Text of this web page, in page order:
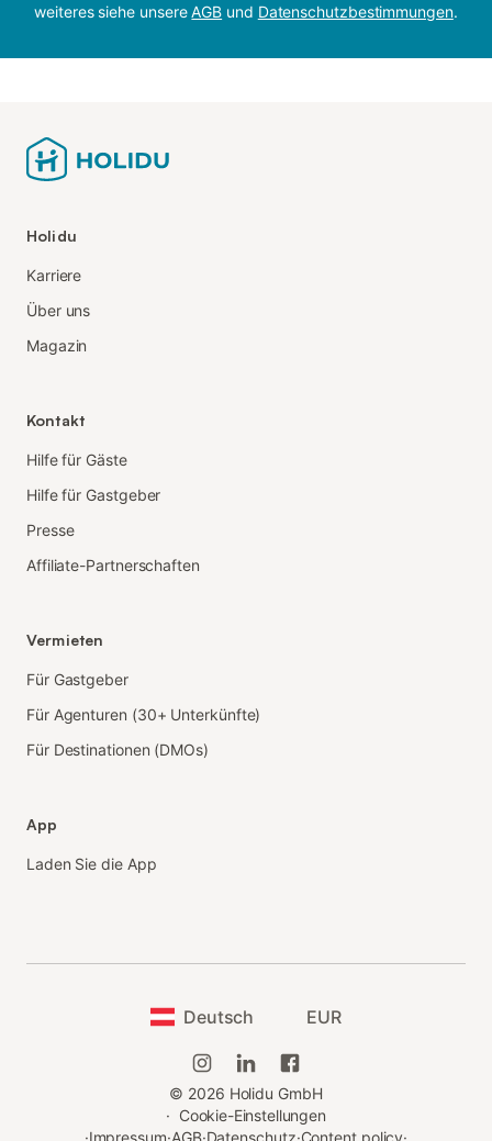
weiteres siehe unsereAGB und Datenschutzbestimmungen.
Holidu
Karriere
Über uns
Magazin
Kontakt
Hilfe für Gäste
Hilfe für Gastgeber
Presse
Affiliate-Partnerschaften
Vermieten
Für Gastgeber
Für Agenturen (30+ Unterkünfte)
Für Destinationen (DMOs)
App
Laden Sie die App
Deutsch EUR
© 2026 Holidu GmbH
· Cookie-Einstellungen
·Impressum·AGB·Datenschutz·Content policy·